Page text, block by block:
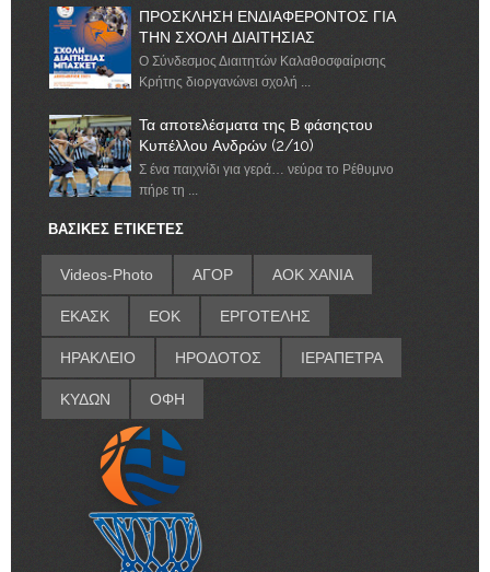
ΠΡΟΣΚΛΗΣΗ ΕΝΔΙΑΦΕΡΟΝΤΟΣ ΓΙΑ
ΤΗΝ ΣΧΟΛΗ ΔΙΑΙΤΗΣΙΑΣ
Ο Σύνδεσμος Διαιτητών Καλαθοσφαίρισης
Κρήτης διοργανώνει σχολή ...
Τα αποτελέσματα της Β φάσηςτου
Κυπέλλου Ανδρών (2/10)
Σ ένα παιχνίδι για γερά… νεύρα το Ρέθυμνο
πήρε τη ...
ΒΑΣΙΚΕΣ ΕΤΙΚΕΤΕΣ
Videos-Photo ΑΓΟΡ ΑΟΚ ΧΑΝΙΑ
ΕΚΑΣΚ ΕΟΚ ΕΡΓΟΤΕΛΗΣ
ΗΡΑΚΛΕΙΟ ΗΡΟΔΟΤΟΣ ΙΕΡΑΠΕΤΡΑ
ΚΥΔΩΝ ΟΦΗ